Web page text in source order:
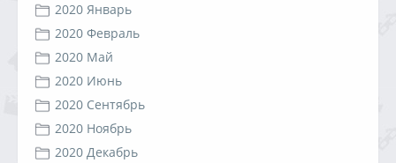
2020 Январь
2020 Февраль
2020 Май
2020 Июнь
2020 Сентябрь
2020 Ноябрь
2020 Декабрь